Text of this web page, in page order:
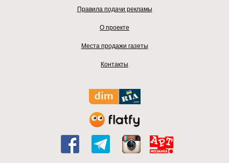
Правила подачи рекламы
О проекте
Места продажи газеты
Контакты